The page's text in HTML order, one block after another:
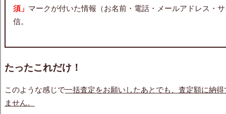
須」 マークが付いた情報（お名前・電話・メールアドレス・
信。
たったこれだけ！
このような感じで一括査定をお願いしたあとでも、査定額に納
ません。